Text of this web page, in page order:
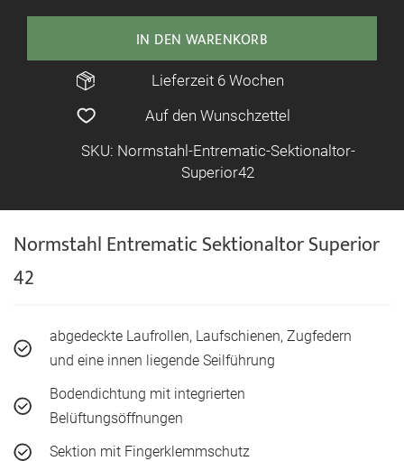
Normstahl Entrematic Sektionaltor Superior
42
IN DEN WARENKORB
Lieferzeit 6 Wochen
Auf den Wunschzettel
SKU: Normstahl-Entrematic-Sektionaltor-
Superior42
abgedeckte Laufrollen, Laufschienen, Zugfedern
und eine innen liegende Seilführung
Bodendichtung mit integrierten
Belüftungsöffnungen
Sektion mit Fingerklemmschutz